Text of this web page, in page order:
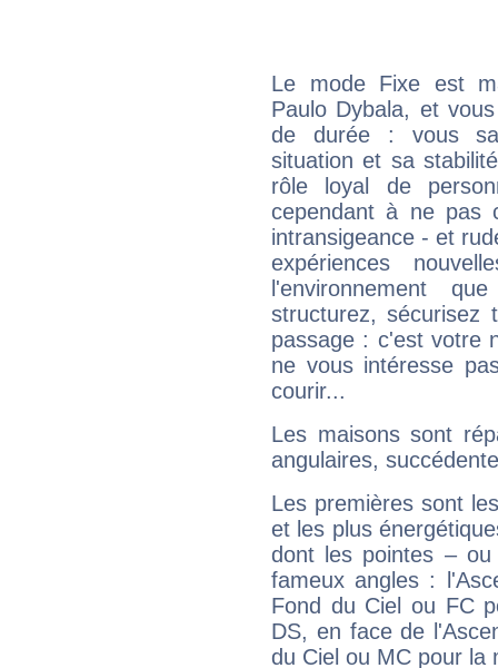
Le mode Fixe est
Paulo Dybala, et
de durée : vous
situation et sa
rôle loyal de
cependant à ne pas
intransigeance - et
expériences
l'environnement
structurez, sécurisez
passage : c'est votre
ne vous intéresse
courir...
Les maisons sont
angulaires,
Les premières sont
et les plus
dont les pointes –
fameux angles :
Fond du Ciel ou FC
DS, en face de
du Ciel ou MC pour la